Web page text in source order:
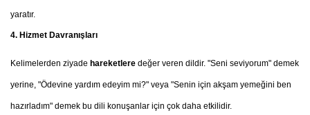
yaratır.
4. Hizmet Davranışları
Kelimelerden ziyade hareketlere değer veren dildir. "Seni seviyorum" demek
yerine, "Ödevine yardım edeyim mi?" veya "Senin için akşam yemeğini ben
hazırladım" demek bu dili konuşanlar için çok daha etkilidir.